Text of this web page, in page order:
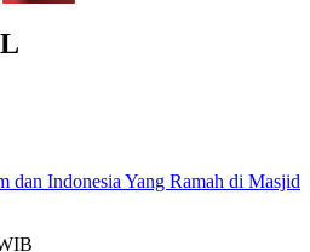
dan Indonesia Yang Ramah di Masjid